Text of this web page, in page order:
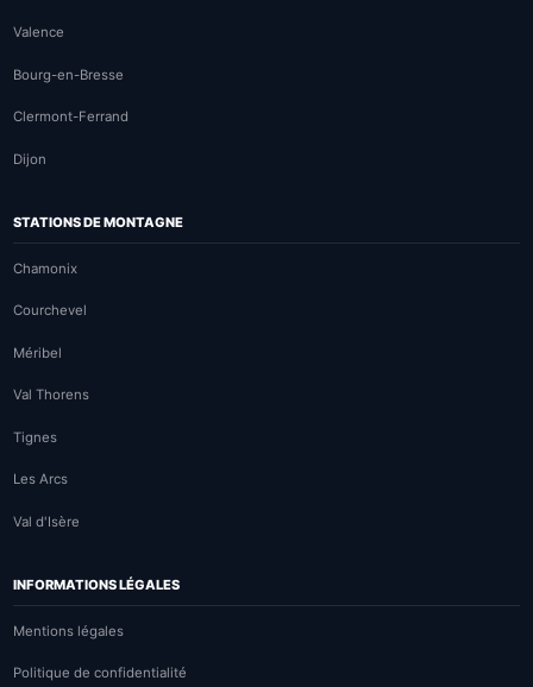
Valence
Bourg-en-Bresse
Clermont-Ferrand
Dijon
STATIONS DE MONTAGNE
Chamonix
Courchevel
Méribel
Val Thorens
Tignes
Les Arcs
Val d'Isère
INFORMATIONS LÉGALES
Mentions légales
Politique de confidentialité